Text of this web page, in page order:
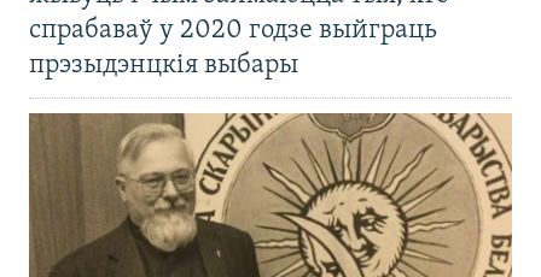
спрабаваў у 2020 годзе выйграць
прэзыдэнцкія выбары